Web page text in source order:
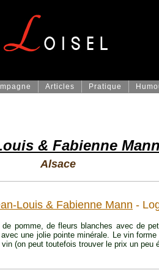
Articles Pratique
& Fabienne Mann
Alsace
Louis & Fabienne Mann -
de pomme, de fleurs blanches avec de
une jolie pointe minérale. Le vin
(on peut toutefois trouver le prix un peu